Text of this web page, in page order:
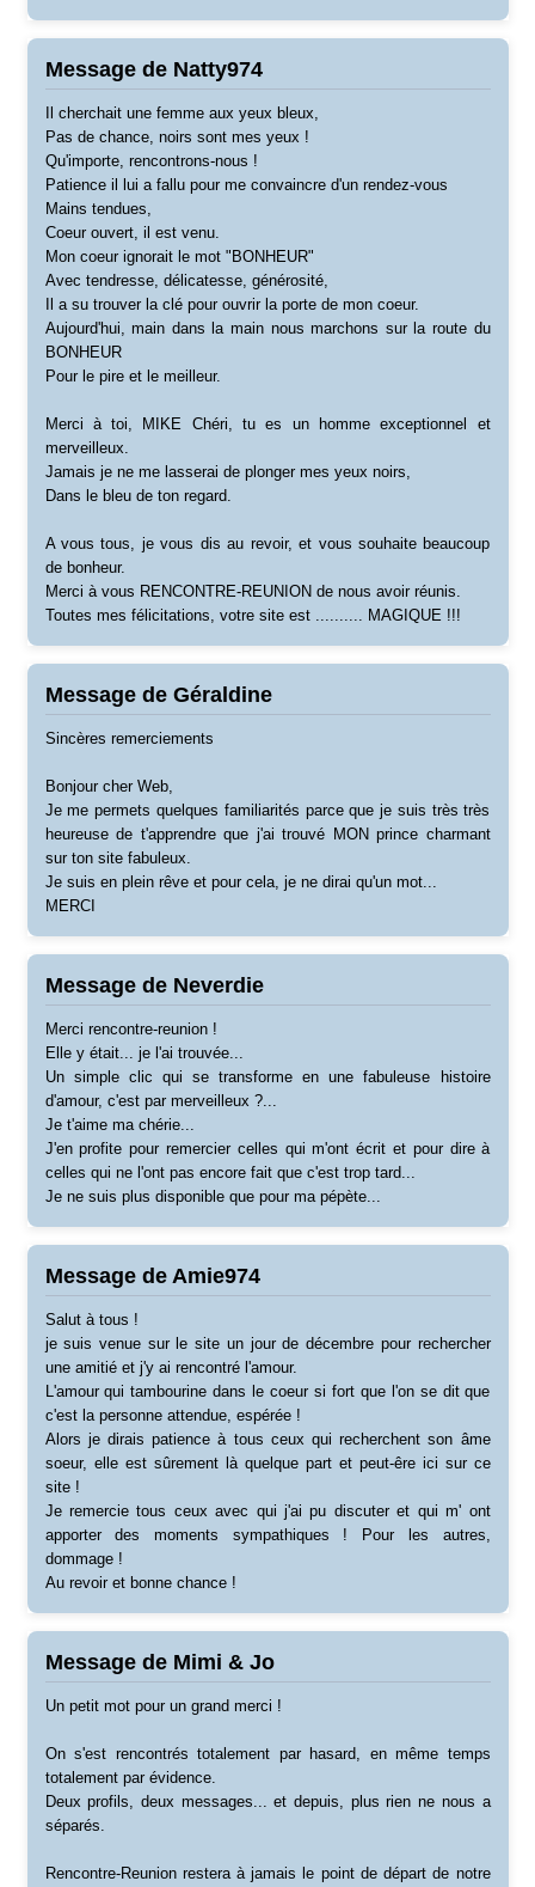
Message de Natty974
Il cherchait une femme aux yeux bleux,
Pas de chance, noirs sont mes yeux !
Qu'importe, rencontrons-nous !
Patience il lui a fallu pour me convaincre d'un rendez-vous
Mains tendues,
Coeur ouvert, il est venu.
Mon coeur ignorait le mot "BONHEUR"
Avec tendresse, délicatesse, générosité,
Il a su trouver la clé pour ouvrir la porte de mon coeur.
Aujourd'hui, main dans la main nous marchons sur la route du
BONHEUR
Pour le pire et le meilleur.
Merci à toi, MIKE Chéri, tu es un homme exceptionnel et
merveilleux.
Jamais je ne me lasserai de plonger mes yeux noirs,
Dans le bleu de ton regard.
A vous tous, je vous dis au revoir, et vous souhaite beaucoup
de bonheur.
Merci à vous RENCONTRE-REUNION de nous avoir réunis.
Toutes mes félicitations, votre site est .......... MAGIQUE !!!
Message de Géraldine
Sincères remerciements
Bonjour cher Web,
Je me permets quelques familiarités parce que je suis très très
heureuse de t'apprendre que j'ai trouvé MON prince charmant
sur ton site fabuleux.
Je suis en plein rêve et pour cela, je ne dirai qu'un mot...
MERCI
Message de Neverdie
Merci rencontre-reunion !
Elle y était... je l'ai trouvée...
Un simple clic qui se transforme en une fabuleuse histoire
d'amour, c'est par merveilleux ?...
Je t'aime ma chérie...
J'en profite pour remercier celles qui m'ont écrit et pour dire à
celles qui ne l'ont pas encore fait que c'est trop tard...
Je ne suis plus disponible que pour ma pépète...
Message de Amie974
Salut à tous !
je suis venue sur le site un jour de décembre pour rechercher
une amitié et j'y ai rencontré l'amour.
L'amour qui tambourine dans le coeur si fort que l'on se dit que
c'est la personne attendue, espérée !
Alors je dirais patience à tous ceux qui recherchent son âme
soeur, elle est sûrement là quelque part et peut-êre ici sur ce
site !
Je remercie tous ceux avec qui j'ai pu discuter et qui m' ont
apporter des moments sympathiques ! Pour les autres,
dommage !
Au revoir et bonne chance !
Message de Mimi & Jo
Un petit mot pour un grand merci !
On s'est rencontrés totalement par hasard, en même temps
totalement par évidence.
Deux profils, deux messages... et depuis, plus rien ne nous a
séparés.
Rencontre-Reunion restera à jamais le point de départ de notre